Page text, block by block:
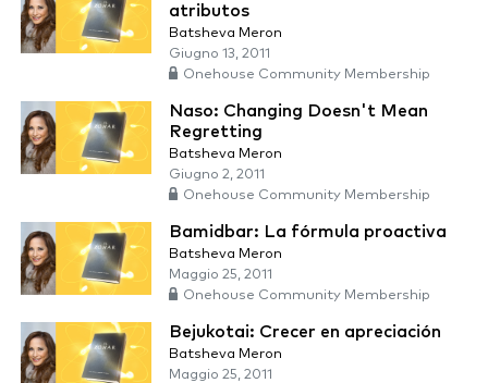
atributos
Batsheva Meron
Giugno 13, 2011
Onehouse Community Membership
Naso: Changing Doesn't Mean
Regretting
Batsheva Meron
Giugno 2, 2011
Onehouse Community Membership
Bamidbar: La fórmula proactiva
Batsheva Meron
Maggio 25, 2011
Onehouse Community Membership
Bejukotai: Crecer en apreciación
Batsheva Meron
Maggio 25, 2011